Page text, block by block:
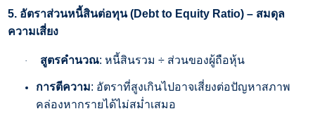
5. อัตราส่วนหนี้สินต่อทุน (Debt to Equity Ratio) – สมดุล
ความเสี่ยง
· สูตรคำนวณ:หนี้สินรวม÷ ส่วนของผู้ถือหุ้น
การตีความ: อัตราที่สูงเกินไปอาจเสี่ยงต่อปัญหาสภาพ
คล่องหากรายได้ไม่สม่ำเสมอ